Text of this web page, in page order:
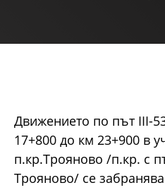
Движението по път III-
17+800 до км 23+900 в
п.кр.Трояново /п.кр. с
Трояново/ се